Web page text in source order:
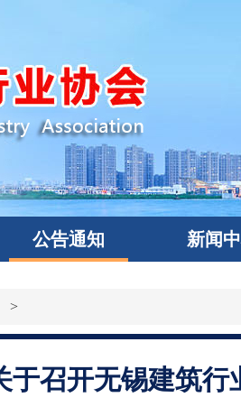
公告通知 新闻
>
于召开无锡建筑